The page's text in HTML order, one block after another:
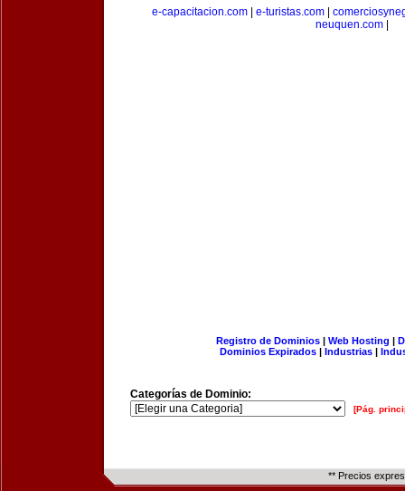
e-capacitacion.com
e-turistas.com
neuquen.com|
Registro de Dominios| Web Hosting |
Dominios Expirados | Industrias |
Categorías de Dominio:
[Pág.
** Precios